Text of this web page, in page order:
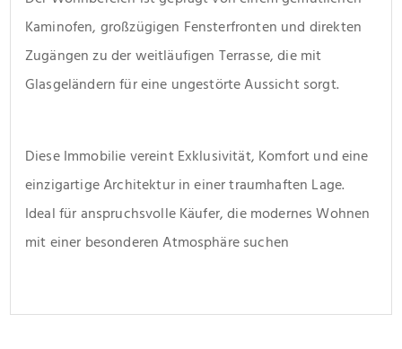
Kaminofen, großzügigen Fensterfronten und direkten
Zugängen zu der weitläufigen Terrasse, die mit
Glasgeländern für eine ungestörte Aussicht sorgt.
Diese Immobilie vereint Exklusivität, Komfort und eine
einzigartige Architektur in einer traumhaften Lage.
Ideal für anspruchsvolle Käufer, die modernes Wohnen
mit einer besonderen Atmosphäre suchen